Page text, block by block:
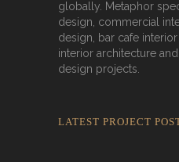
globally. Metaphor
design, commercial
design, bar cafe
interior architecture
design projects.
LATEST PROJECT